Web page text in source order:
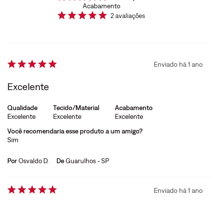
Acabamento
2avaliações
Enviado há1 ano
Excelente
Qualidade
Excelente
Tecido/Material
Excelente
Acabamento
Excelente
Você recomendaria esse produto a um amigo?
Sim
PorOsvaldo D. DeGuarulhos - SP
Enviado há1 ano